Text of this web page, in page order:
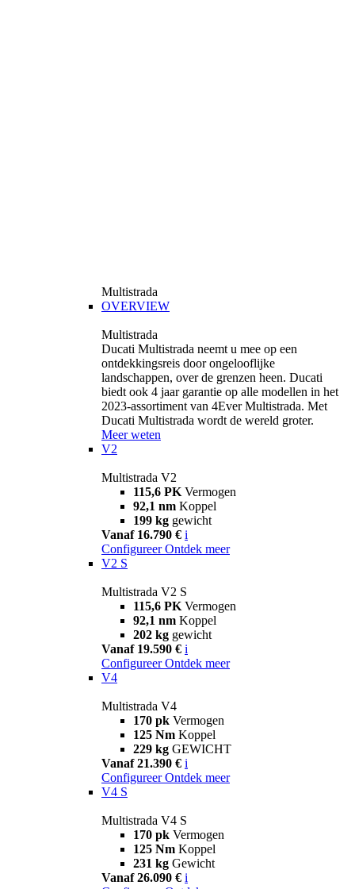
Multistrada
OVERVIEW
Multistrada
Ducati Multistrada neemt u mee op een
ontdekkingsreis door ongelooflijke
landschappen, over de grenzen heen. Ducati
biedt ook 4 jaar garantie op alle modellen in het
2023-assortiment van 4Ever Multistrada. Met
Ducati Multistrada wordt de wereld groter.
Meer weten
V2
Multistrada V2
115,6 PK Vermogen
92,1 nm Koppel
199 kg gewicht
Vanaf 16.790 € i
Configureer Ontdek meer
V2 S
Multistrada V2 S
115,6 PK Vermogen
92,1 nm Koppel
202 kg gewicht
Vanaf 19.590 € i
Configureer Ontdek meer
V4
Multistrada V4
170 pk Vermogen
125 Nm Koppel
229 kg GEWICHT
Vanaf 21.390 € i
Configureer Ontdek meer
V4 S
Multistrada V4 S
170 pk Vermogen
125 Nm Koppel
231 kg Gewicht
Vanaf 26.090 € i